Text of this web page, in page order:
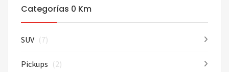
Categorías 0 Km
SUV (7)
Pickups (2)